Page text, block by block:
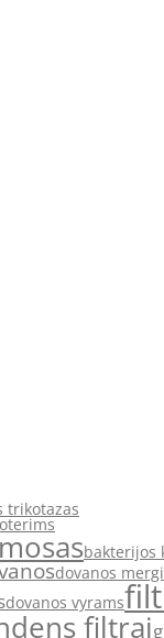
trikotazas
bakterijos
dovanos
dovanos vyrams
filtrai